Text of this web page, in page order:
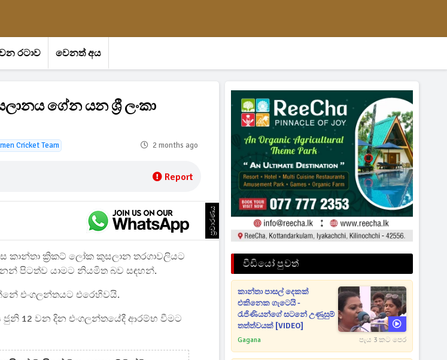
රටාව වෙනත් අය
ගේන යන ශ්‍රී ලංකා
Cricket Team 2 months ago
Report
ප්‍රචාරණය
කාන්තා ක්‍රිකට් ලෝක කුසලාන තරගාවලියට
පිටත්ව යාමට නියමිත බව සඳහන්.
එංගලන්තයට එරෙහිවයි.
12 වන දින එංගලන්තයේදී ආරම්භ වීමට
වීඩියෝ පුවත්
කාන්තා පාසල් දෙකක්
එකිනෙක ගැටෙයි -
රැජිණියන්ගේ සටනේ උණුසුම්
තත්ත්වයක් [VIDEO]
Gagana පැය 3 කට පෙර